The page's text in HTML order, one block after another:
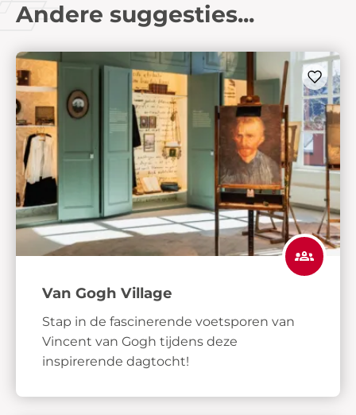
Andere suggesties...
Van Gogh Village
Stap in de fascinerende voetsporen van
Vincent van Gogh tijdens deze
inspirerende dagtocht!